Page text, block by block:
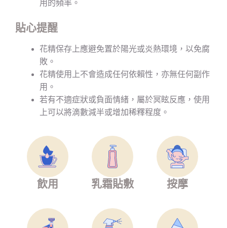
用的頻率。
貼心提醒
花精保存上應避免置於陽光或炎熱環境，以免腐
敗。
花精使用上不會造成任何依賴性，亦無任何副作
用。
若有不適症狀或負面情緒，屬於冥眩反應，使用
上可以將滴數減半或增加稀釋程度。
飲用 乳霜貼敷 按摩